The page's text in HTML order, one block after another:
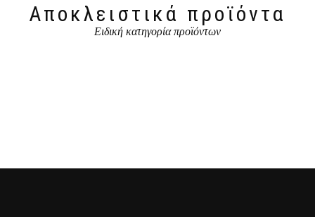
Αποκλειστικά προϊόντα
Ειδική κατηγορία προϊόντων